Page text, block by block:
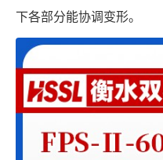
下各部分能协调变形。